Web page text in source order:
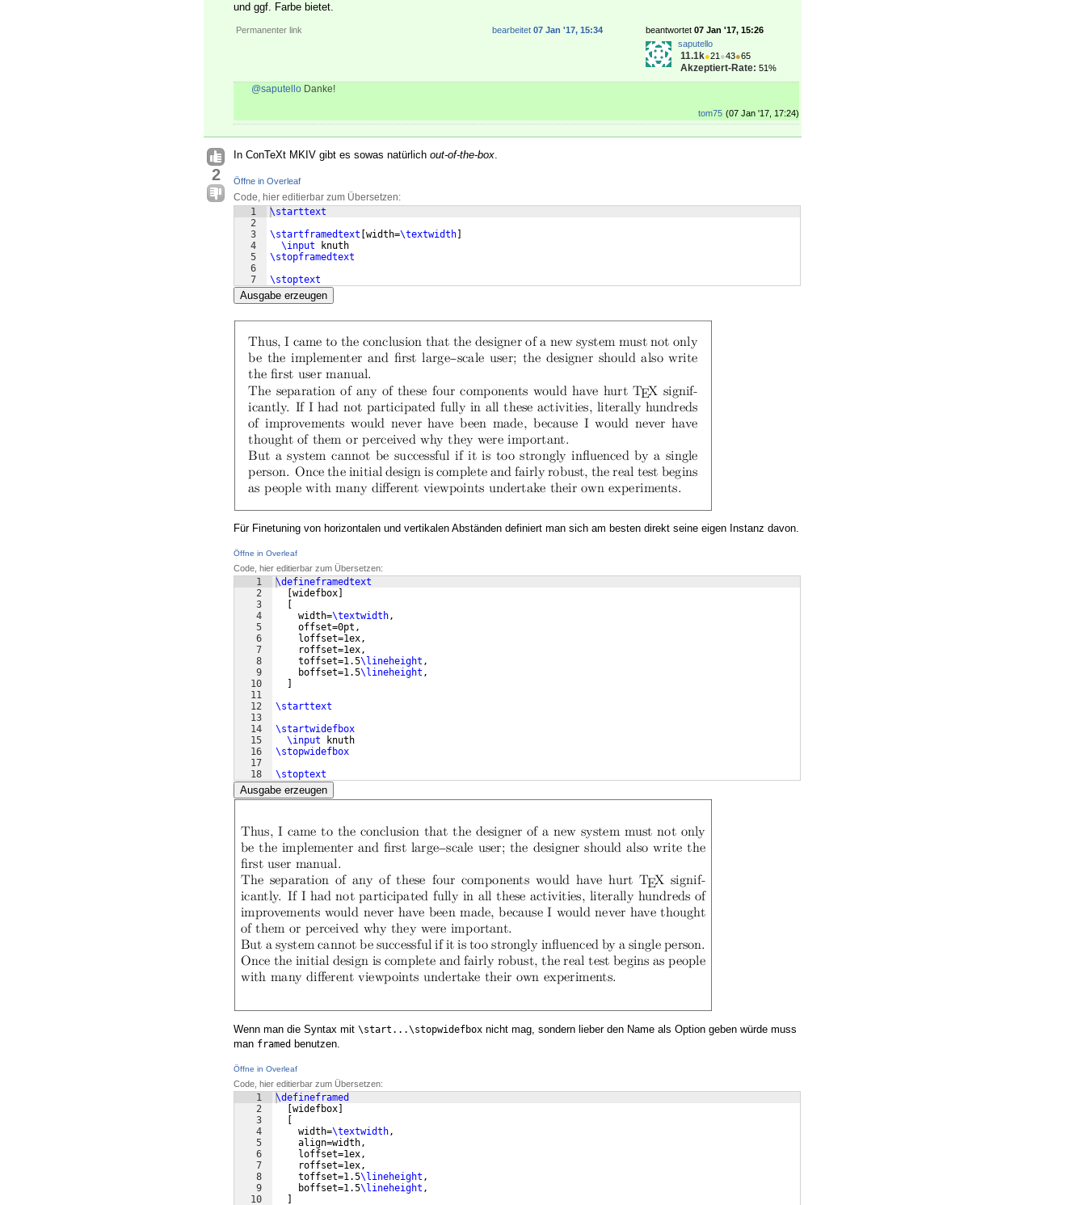
und ggf. Farbe bietet.
Permanenter link beantwortet 07 Jan '17, 15:26
saputello
11.1k●21 ●43●65
Akzeptiert-Rate: 51%
bearbeitet 07 Jan '17, 15:34
@saputello Danke!
(07 Jan '17, 17:24)
tom75
2
In ConTeXt MKIV gibt es sowas natürlich out-of-the-box.
Öffne in Overleaf
Code, hier editierbar zum Übersetzen:
1
2
3
4
5
6
7
\starttext
\startframedtext width=\textwidth
\input knuth
\stopframedtext
\stoptext
Ausgabe erzeugen
Für Finetuning von horizontalen und vertikalen Abständen definiert man sich am besten direkt seine eigen Instanz davon.
Öffne in Overleaf
Code, hier editierbar zum Übersetzen:
1
2
3
4
5
6
7
8
9
10
11
12
13
14
15
16
17
18
\defineframedtext
widefbox
    width=
\textwidth,
    offset=0pt,
    loffset=1ex,
    roffset=1ex,
    toffset=1.5
\lineheight ,
    boffset=1.5
\lineheight ,
\starttext
\startwidefbox
\input knuth
\stopwidefbox
\stoptext
Ausgabe erzeugen
Wenn man die Syntax mit \start...\stopwidefbox nicht mag, sondern lieber den Name als Option geben würde muss
man framed benutzen.
Öffne in Overleaf
Code, hier editierbar zum Übersetzen:
1
2
3
4
5
6
7
8
9
10
\defineframed
widefbox
    width=
\textwidth,
    align=width,
    loffset=1ex,
    roffset=1ex,
    toffset=1.5
\lineheight ,
    boffset=1.5
\lineheight ,